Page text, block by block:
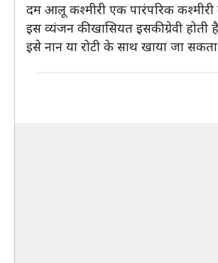
दम आलू कश्मीरी एक पारंपरिक
इस व्यंजन की खासियत इसकी ग्रेवी
इसे नान या रोटी के साथ खाया जा